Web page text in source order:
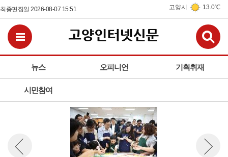
최종편집일 2026-08-07 15:51 고양시 13.0℃
뉴스 오피니언 기획취재
시민참여
전체메뉴보기